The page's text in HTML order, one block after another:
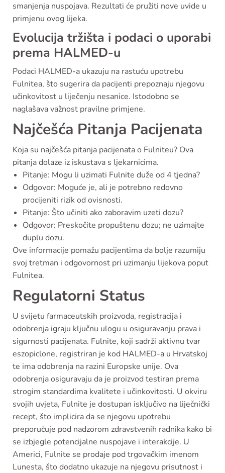
smanjenja nuspojava. Rezultati će pružiti nove uvide u
primjenu ovog lijeka.
Evolucija tržišta i podaci o uporabi
prema HALMED-u
Podaci HALMED-a ukazuju na rastuću upotrebu
Fulnitea, što sugerira da pacijenti prepoznaju njegovu
učinkovitost u liječenju nesanice. Istodobno se
naglašava važnost pravilne primjene.
Najčešća Pitanja Pacijenata
Koja su najčešća pitanja pacijenata o Fulniteu? Ova
pitanja dolaze iz iskustava s ljekarnicima.
Pitanje: Mogu li uzimati Fulnite duže od 4 tjedna?
Odgovor: Moguće je, ali je potrebno redovno
procijeniti rizik od ovisnosti.
Pitanje: Što učiniti ako zaboravim uzeti dozu?
Odgovor: Preskočite propuštenu dozu; ne uzimajte
duplu dozu.
Ove informacije pomažu pacijentima da bolje razumiju
svoj tretman i odgovornost pri uzimanju lijekova poput
Fulnitea.
Regulatorni Status
U svijetu farmaceutskih proizvoda, registracija i
odobrenja igraju ključnu ulogu u osiguravanju prava i
sigurnosti pacijenata. Fulnite, koji sadrži aktivnu tvar
eszopiclone, registriran je kod HALMED-a u Hrvatskoj
te ima odobrenja na razini Europske unije. Ova
odobrenja osiguravaju da je proizvod testiran prema
strogim standardima kvalitete i učinkovitosti. U okviru
svojih uvjeta, Fulnite je dostupan isključivo na liječnički
recept, što implicira da se njegovu upotrebu
preporučuje pod nadzorom zdravstvenih radnika kako bi
se izbjegle potencijalne nuspojave i interakcije. U
Americi, Fulnite se prodaje pod trgovačkim imenom
Lunesta, što dodatno ukazuje na njegovu prisutnost i